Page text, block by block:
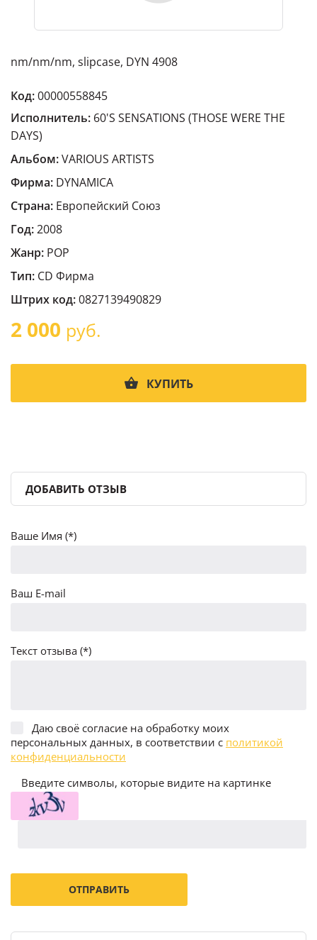
nm/nm/nm, slipcase, DYN 4908
Код:00000558845
Исполнитель: 60'S SENSATIONS (THOSE WERE THE
DAYS)
Альбом:VARIOUS ARTISTS
Фирма: DYNAMICA
Страна: Европейский Cоюз
Год:2008
Жанр: POP
Тип: CD Фирма
Штрих код:0827139490829
2 000 руб.
КУПИТЬ
ДОБАВИТЬ ОТЗЫВ
Ваше Имя (*)
Ваш E-mail
Текст отзыва (*)
Даю своё согласие на обработку моих
персональных данных, в соответствии с политикой
конфиденциальности
Введите символы, которые видите на картинке